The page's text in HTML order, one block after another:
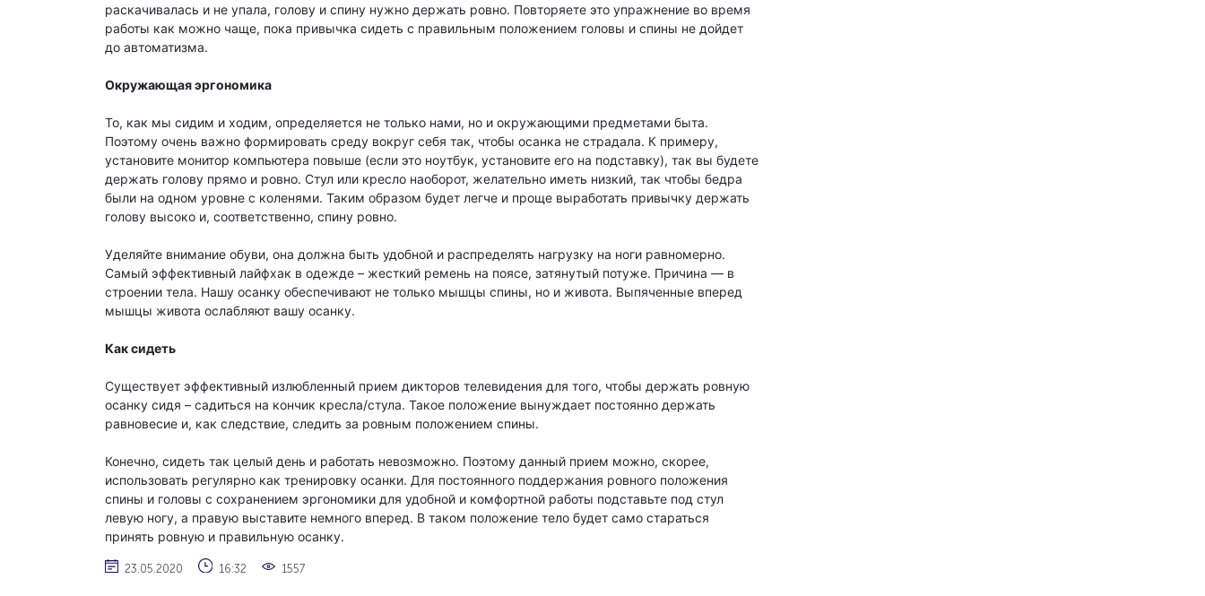
раскачивалась и не упала, голову и спину нужно держать ровно. Повторяете это упражнение во время
работы как можно чаще, пока привычка сидеть с правильным положением головы и спины не дойдет
до автоматизма.
Окружающая эргономика
То, как мы сидим и ходим, определяется не только нами, но и окружающими предметами быта.
Поэтому очень важно формировать среду вокруг себя так, чтобы осанка не страдала. К примеру,
установите монитор компьютера повыше (если это ноутбук, установите его на подставку), так вы будете
держать голову прямо и ровно. Стул или кресло наоборот, желательно иметь низкий, так чтобы бедра
были на одном уровне с коленями. Таким образом будет легче и проще выработать привычку держать
голову высоко и, соответственно, спину ровно.
Уделяйте внимание обуви, она должна быть удобной и распределять нагрузку на ноги равномерно.
Самый эффективный лайфхак в одежде – жесткий ремень на поясе, затянутый потуже. Причина — в
строении тела. Нашу осанку обеспечивают не только мышцы спины, но и живота. Выпяченные вперед
мышцы живота ослабляют вашу осанку.
Как сидеть
Существует эффективный излюбленный прием дикторов телевидения для того, чтобы держать ровную
осанку сидя – садиться на кончик кресла/стула. Такое положение вынуждает постоянно держать
равновесие и, как следствие, следить за ровным положением спины.
Конечно, сидеть так целый день и работать невозможно. Поэтому данный прием можно, скорее,
использовать регулярно как тренировку осанки. Для постоянного поддержания ровного положения
спины и головы с сохранением эргономики для удобной и комфортной работы подставьте под стул
левую ногу, а правую выставите немного вперед. В таком положение тело будет само стараться
принять ровную и правильную осанку.
23.05.2020 16:32 1557